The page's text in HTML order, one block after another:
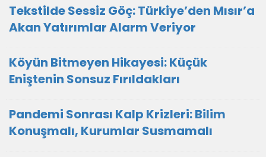
Tekstilde Sessiz Göç: Türkiye’den Mısır’a
Akan Yatırımlar Alarm Veriyor
Köyün Bitmeyen Hikayesi: Küçük
Eniştenin Sonsuz Fırıldakları
Pandemi Sonrası Kalp Krizleri: Bilim
Konuşmalı, Kurumlar Susmamalı